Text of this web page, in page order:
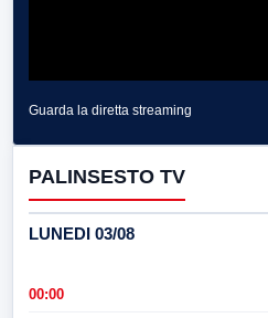
Guarda la diretta streaming
PALINSESTO TV
LUNEDI 03/08
00:00